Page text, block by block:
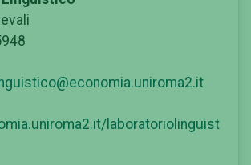
laboratoriolinguist